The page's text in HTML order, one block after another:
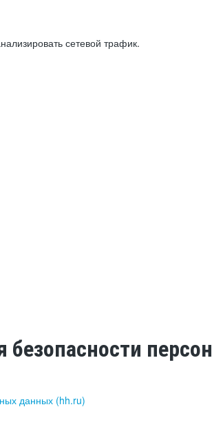
сетевой трафик.
безопасности
данных (hh.ru)